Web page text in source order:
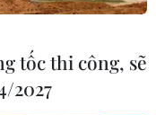
1 tại Hà Nội
tốc thi công, sẽ
2027